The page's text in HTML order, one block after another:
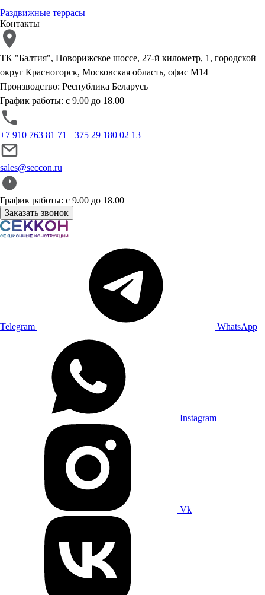
Раздвижные террасы
Контакты
ТК "Балтия", Новорижское шоссе, 27-й километр, 1, городской
округ Красногорск, Московская область, офис М14
Производство: Республика Беларусь
График работы: с 9.00 до 18.00
+7 910 763 81 71 +375 29 180 02 13
sales@seccon.ru
График работы: с 9.00 до 18.00
Заказать звонок
Telegram WhatsApp
Instagram
Vk